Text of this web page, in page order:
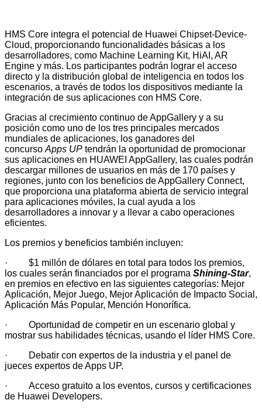
HMS Core integra el potencial de Huawei Chipset-Device-
Cloud, proporcionando funcionalidades básicas a los
desarrolladores, como Machine Learning Kit, HiAI, AR
Engine y más. Los participantes podrán lograr el acceso
directo y la distribución global de inteligencia en todos los
escenarios, a través de todos los dispositivos mediante la
integración de sus aplicaciones con HMS Core.
Gracias al crecimiento continuo de AppGallery y a su
posición como uno de los tres principales mercados
mundiales de aplicaciones, los ganadores del
concurso Apps UP tendrán la oportunidad de promocionar
sus aplicaciones en HUAWEI AppGallery, las cuales podrán
descargar millones de usuarios en más de 170 países y
regiones, junto con los beneficios de AppGallery Connect,
que proporciona una plataforma abierta de servicio integral
para aplicaciones móviles, la cual ayuda a los
desarrolladores a innovar y a llevar a cabo operaciones
eficientes.
Los premios y beneficios también incluyen:
· $1 millón de dólares en total para todos los premios,
los cuales serán financiados por el programa Shining-Star,
en premios en efectivo en las siguientes categorías: Mejor
Aplicación, Mejor Juego, Mejor Aplicación de Impacto Social,
Aplicación Más Popular, Mención Honorífica.
· Oportunidad de competir en un escenario global y
mostrar sus habilidades técnicas, usando el líder HMS Core.
· Debatir con expertos de la industria y el panel de
jueces expertos de Apps UP.
· Acceso gratuito a los eventos, cursos y certificaciones
de Huawei Developers.